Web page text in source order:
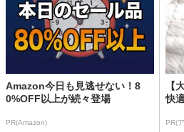
Amazon今日も見逃せない！8
0%OFF以上が続々登場
PR(Amazon)
【
快
PR(